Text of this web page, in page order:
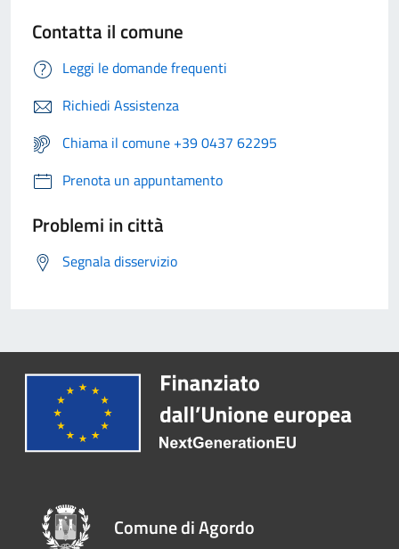
Contatta il comune
Leggi le domande frequenti
Richiedi Assistenza
Chiama il comune +39 0437 62295
Prenota un appuntamento
Problemi in città
Segnala disservizio
Comune di Agordo